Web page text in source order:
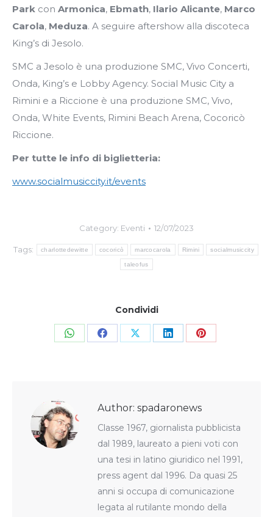
Park con Armonica, Ebmath, Ilario Alicante, Marco
Carola, Meduza. A seguire aftershow alla discoteca
King’s di Jesolo.
SMC a Jesolo è una produzione SMC, Vivo Concerti,
Onda, King’s e Lobby Agency. Social Music City a
Rimini e a Riccione è una produzione SMC, Vivo,
Onda, White Events, Rimini Beach Arena, Cocoricò
Riccione.
Per tutte le info di biglietteria:
www.socialmusiccity.it/events
Category: Eventi 12/07/2023
Tags: charlottedewitte cocoricò marcocarola Rimini socialmusiccity
taleofus
Condividi
Share Share Share Share Share
Author: spadaronews
Classe 1967, giornalista pubblicista
dal 1989, laureato a pieni voti con
una tesi in latino giuridico nel 1991,
press agent dal 1996. Da quasi 25
anni si occupa di comunicazione
legata al rutilante mondo della